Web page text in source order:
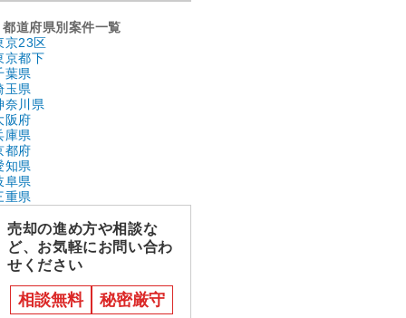
都道府県別案件一覧
京23区
京都下
葉県
玉県
奈川県
阪府
庫県
都府
知県
阜県
重県
売却の進め方や相談な
ど、お気軽にお問い合わ
せください
相談無料 秘密厳守